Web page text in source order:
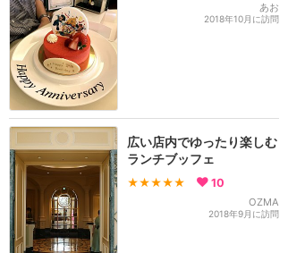
あお
2018年10月に訪問
広い店内でゆったり楽しむ
ランチブッフェ
★★★★★ 10
OZMA
2018年9月に訪問